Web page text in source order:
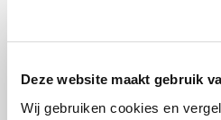
Deze website maakt gebruik
Wij gebruiken cookies en